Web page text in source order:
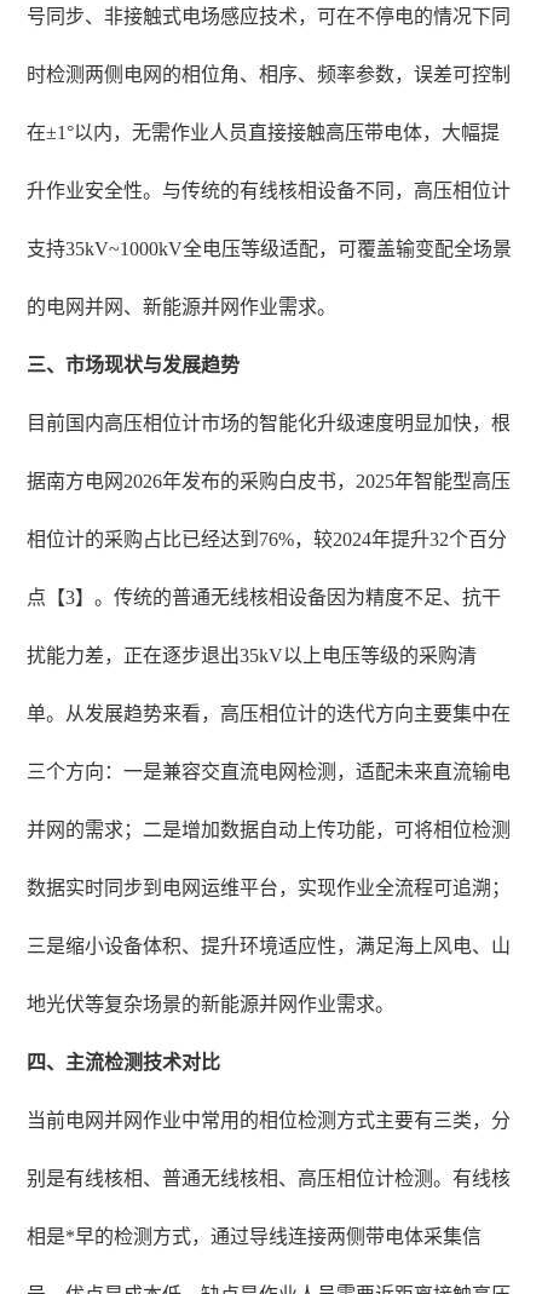
号同步、非接触式电场感应技术，可在不停电的情况下同
时检测两侧电网的相位角、相序、频率参数，误差可控制
在±1°以内，无需作业人员直接接触高压带电体，大幅提
升作业安全性。与传统的有线核相设备不同，高压相位计
支持35kV~1000kV全电压等级适配，可覆盖输变配全场景
的电网并网、新能源并网作业需求。
三、市场现状与发展趋势
目前国内高压相位计市场的智能化升级速度明显加快，根
据南方电网2026年发布的采购白皮书，2025年智能型高压
相位计的采购占比已经达到76%，较2024年提升32个百分
点【3】。传统的普通无线核相设备因为精度不足、抗干
扰能力差，正在逐步退出35kV以上电压等级的采购清
单。从发展趋势来看，高压相位计的迭代方向主要集中在
三个方向：一是兼容交直流电网检测，适配未来直流输电
并网的需求；二是增加数据自动上传功能，可将相位检测
数据实时同步到电网运维平台，实现作业全流程可追溯；
三是缩小设备体积、提升环境适应性，满足海上风电、山
地光伏等复杂场景的新能源并网作业需求。
四、主流检测技术对比
当前电网并网作业中常用的相位检测方式主要有三类，分
别是有线核相、普通无线核相、高压相位计检测。有线核
相是*早的检测方式，通过导线连接两侧带电体采集信